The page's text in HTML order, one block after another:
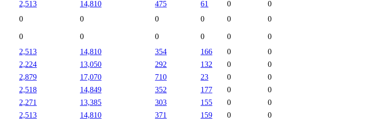
2,513 14,810 475 61 0
0
0 0 0 0 0 0
0 0 0 0 0
0
2,513 14,810 354 166 0
0
2,224 13,050 292 132 0
0
2,879 17,070 710 23 0
0
2,518 14,849 352 177 0
0
2,271 13,385 303 155 0
0
2,513 14,810 371 159 0
0